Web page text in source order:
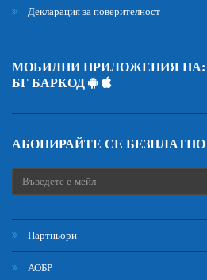
Декларация за поверителност
МОБИЛНИ ПРИЛОЖЕНИЯ НА:
БГ БАРКОД
АБОНИРАЙТЕ СЕ
Партньори
АОБР